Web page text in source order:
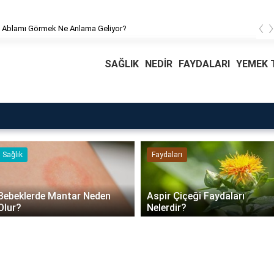
Görmek Ne Anlama Geliyor? ‹ ›
SAĞLIK NEDİR FAYDALARI YEMEK
Faydaları
Çiçeği Faydaları
Blog
Daire Kapısı Seçimi 2026:
Güvenlik, Yalıtım ve
Dayanıklılık Tavsiyeleri..